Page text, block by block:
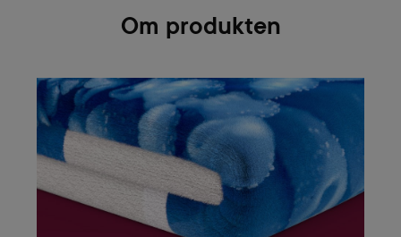
Om produkten